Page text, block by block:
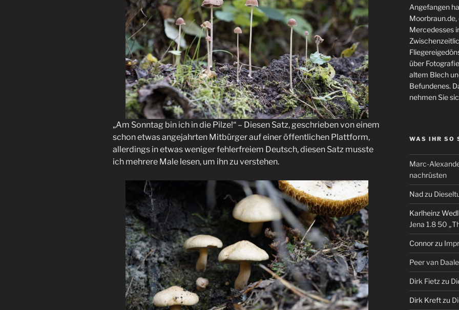
„Am Sonntag bin ich in die Pilze!“ – Diesen Satz, geschrieben von einem
schon etwas angejahrten Mitbürger auf einer öffentlichen Plattform,
allerdings in etwas weniger fehlerfreiem Deutsch, diesen Satz musste
ich mehrere Male lesen, um ihn zu verstehen.
Angefangen
Mercedesses
über
altem Blech
Befundenes.
nehmen Sie
WAS IHR SO
Marc-
nachrüsten
Nadzu
Karlheinz Wedl
Jena 1.8 50
Connorzu
Peer van
Dirk Fietz zu
Dirk Kreftzu